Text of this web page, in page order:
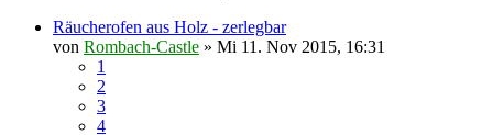
Räucherofen aus Holz - zerlegbar
von Rombach-Castle » Mi 11. Nov 2015, 16:31
1
2
3
4